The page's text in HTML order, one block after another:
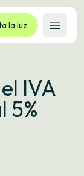
la luz
Abrir
IVA
5%